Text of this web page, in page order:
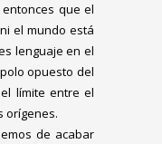
que el
el mundo está
lenguaje en el
opuesto del
límite entre el
orígenes.
de acabar